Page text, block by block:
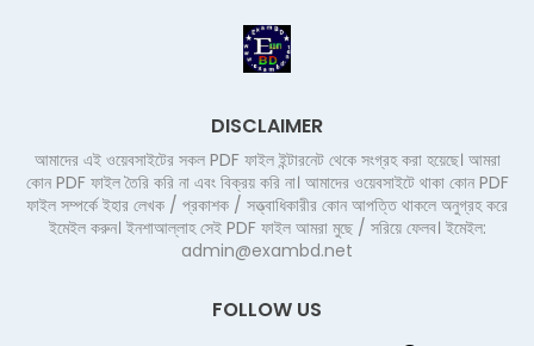
DISCLAIMER
আমাদের এই ওয়েবসাইটের সকল PDF ফাইল ইন্টারনেট থেকে সংগ্রহ করা হয়েছে। আমরা
কোন PDF ফাইল তৈরি করি না এবং বিক্রয় করি না। আমাদের ওয়েবসাইটে থাকা কোন PDF
ফাইল সম্পর্কে ইহার লেখক / প্রকাশক / সত্ত্বাধিকারীর কোন আপত্তি থাকলে অনুগ্রহ করে
ইমেইল করুন। ইনশাআল্লাহ সেই PDF ফাইল আমরা মুছে / সরিয়ে ফেলব। ইমেইল:
admin@exambd.net
FOLLOW US